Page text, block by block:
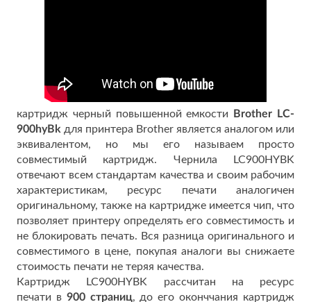
картридж черный повышенной емкости Brother LC-
900hyBk для принтера Brother является аналогом или
эквивалентом, но мы его называем просто
совместимый картридж. Чернила LC900HYBK
отвечают всем стандартам качества и своим рабочим
характеристикам, ресурс печати аналогичен
оригинальному, также на картридже имеется чип, что
позволяет принтеру определять его совместимость и
не блокировать печать. Вся разница оригинального и
совместимого в цене, покупая аналоги вы снижаете
стоимость печати не теряя качества.
Картридж LC900HYBK рассчитан на ресурс
печати в900 страниц, до его оконччания картридж